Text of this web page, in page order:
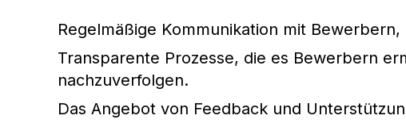
Regelmäßige Kommunikation mit
Transparente Prozesse, die es Bewerbern
nachzuverfolgen.
Das Angebot von Feedback und